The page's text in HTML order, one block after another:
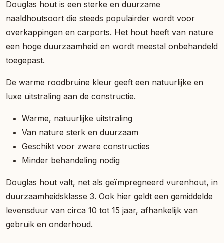
Douglas hout is een sterke en duurzame
naaldhoutsoort die steeds populairder wordt voor
overkappingen en carports. Het hout heeft van nature
een hoge duurzaamheid en wordt meestal onbehandeld
toegepast.
De warme roodbruine kleur geeft een natuurlijke en
luxe uitstraling aan de constructie.
Warme, natuurlijke uitstraling
Van nature sterk en duurzaam
Geschikt voor zware constructies
Minder behandeling nodig
Douglas hout valt, net als geïmpregneerd vurenhout, in
duurzaamheidsklasse 3. Ook hier geldt een gemiddelde
levensduur van circa 10 tot 15 jaar, afhankelijk van
gebruik en onderhoud.